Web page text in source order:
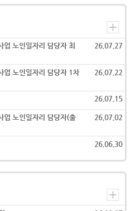
업 노인일자리 담당자 최
26.07.27
업 노인일자리 담당자 1차
26.07.22
26.07.15
업 노인일자리 담당자(출
26.07.02
26.06.30